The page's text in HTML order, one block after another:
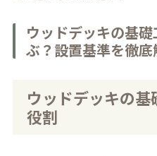
ウッドデッキの基
ぶ？設置基準を徹底
ウッドデッキの
役割